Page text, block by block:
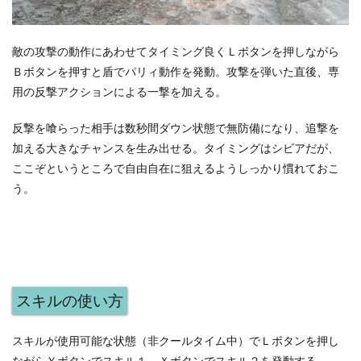
敵の攻撃の動作にあわせてタイミング良くＬボタンを押しながら
Ｂボタンを押すと盾でパリィ動作を発動。攻撃を弾いた直後、専
用の反撃アクションによる一撃を加える。
反撃を喰らった相手は数秒間ダウン状態で無防備になり、追撃を
加える大きなチャンスを生み出せる。タイミングはシビアだが、
ここぞというところで自由自在に狙えるようしっかり慣れておこ
う。
スキルの使い方
スキルが使用可能な状態（非クールタイム中）でＬボタンを押し